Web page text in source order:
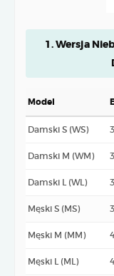
1. Wersja
Model
Damski S (WS)
Damski M (WM)
Damski L (WL)
Męski S (MS)
Męski M (MM)
Męski L (ML)